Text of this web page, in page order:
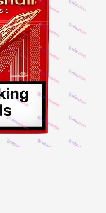
De Santis
MONUS
NERO
NERO
Гуцульскі
Italian Blend 821